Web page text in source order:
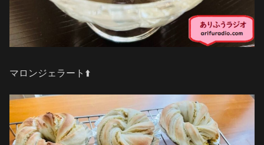
マロンジェラート⬆️